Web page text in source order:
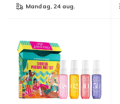
mandag, 24 aug.